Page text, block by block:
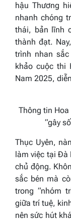
hậu Thương
nhanh chóng
thái, bản lĩnh
thành đạt.
trình nhan
khảo cuộc thi
Nam 2025,
Thông tin Hoa
“gây
Thục Uyên,
làm việc tại
chủ động.
sắc bén mà
trong “nhóm
giữa trí tuệ,
nên sức hút